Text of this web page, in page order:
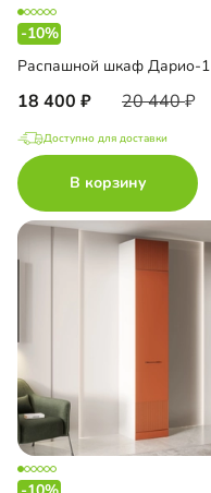
-10%
Распашной шкаф Дарио-1
18 400 20 440
Доступно для доставки
В корзину